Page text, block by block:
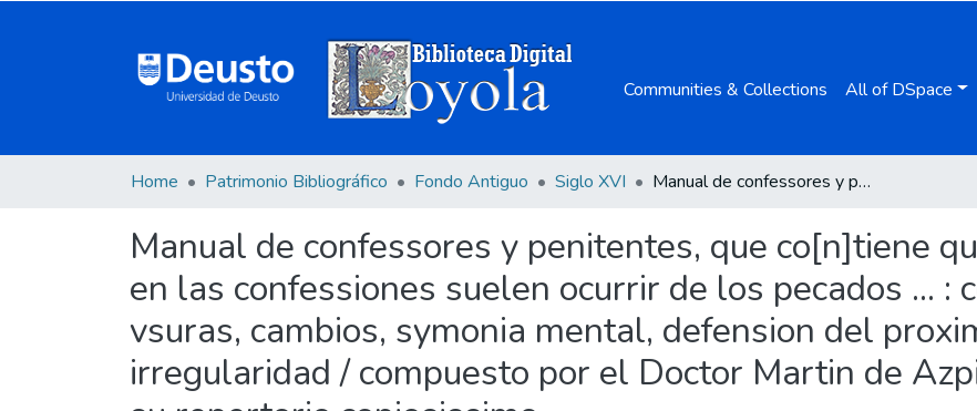
Communities & Collections All of DSpace
Home Patrimonio Bibliográfico Fondo Antiguo Siglo XVI Manual de confessores y penitentes, que co[n]tiene quasi todas las dudas que en las confessiones suelen ocurrir de los pecados ... : con cinco comentarios de vsuras, cambios, symonia mental, defension del proximo, de hurto notable, [et] irregularidad / compuesto por el Doctor Martin de Azpilcueta nauarro ... ; con su repertorio copiosissimo.
Manual de confessores y penitentes, que co[n]tiene
en las confessiones suelen ocurrir de los pecados ... :
vsuras, cambios, symonia mental, defension del
irregularidad / compuesto por el Doctor Martin de